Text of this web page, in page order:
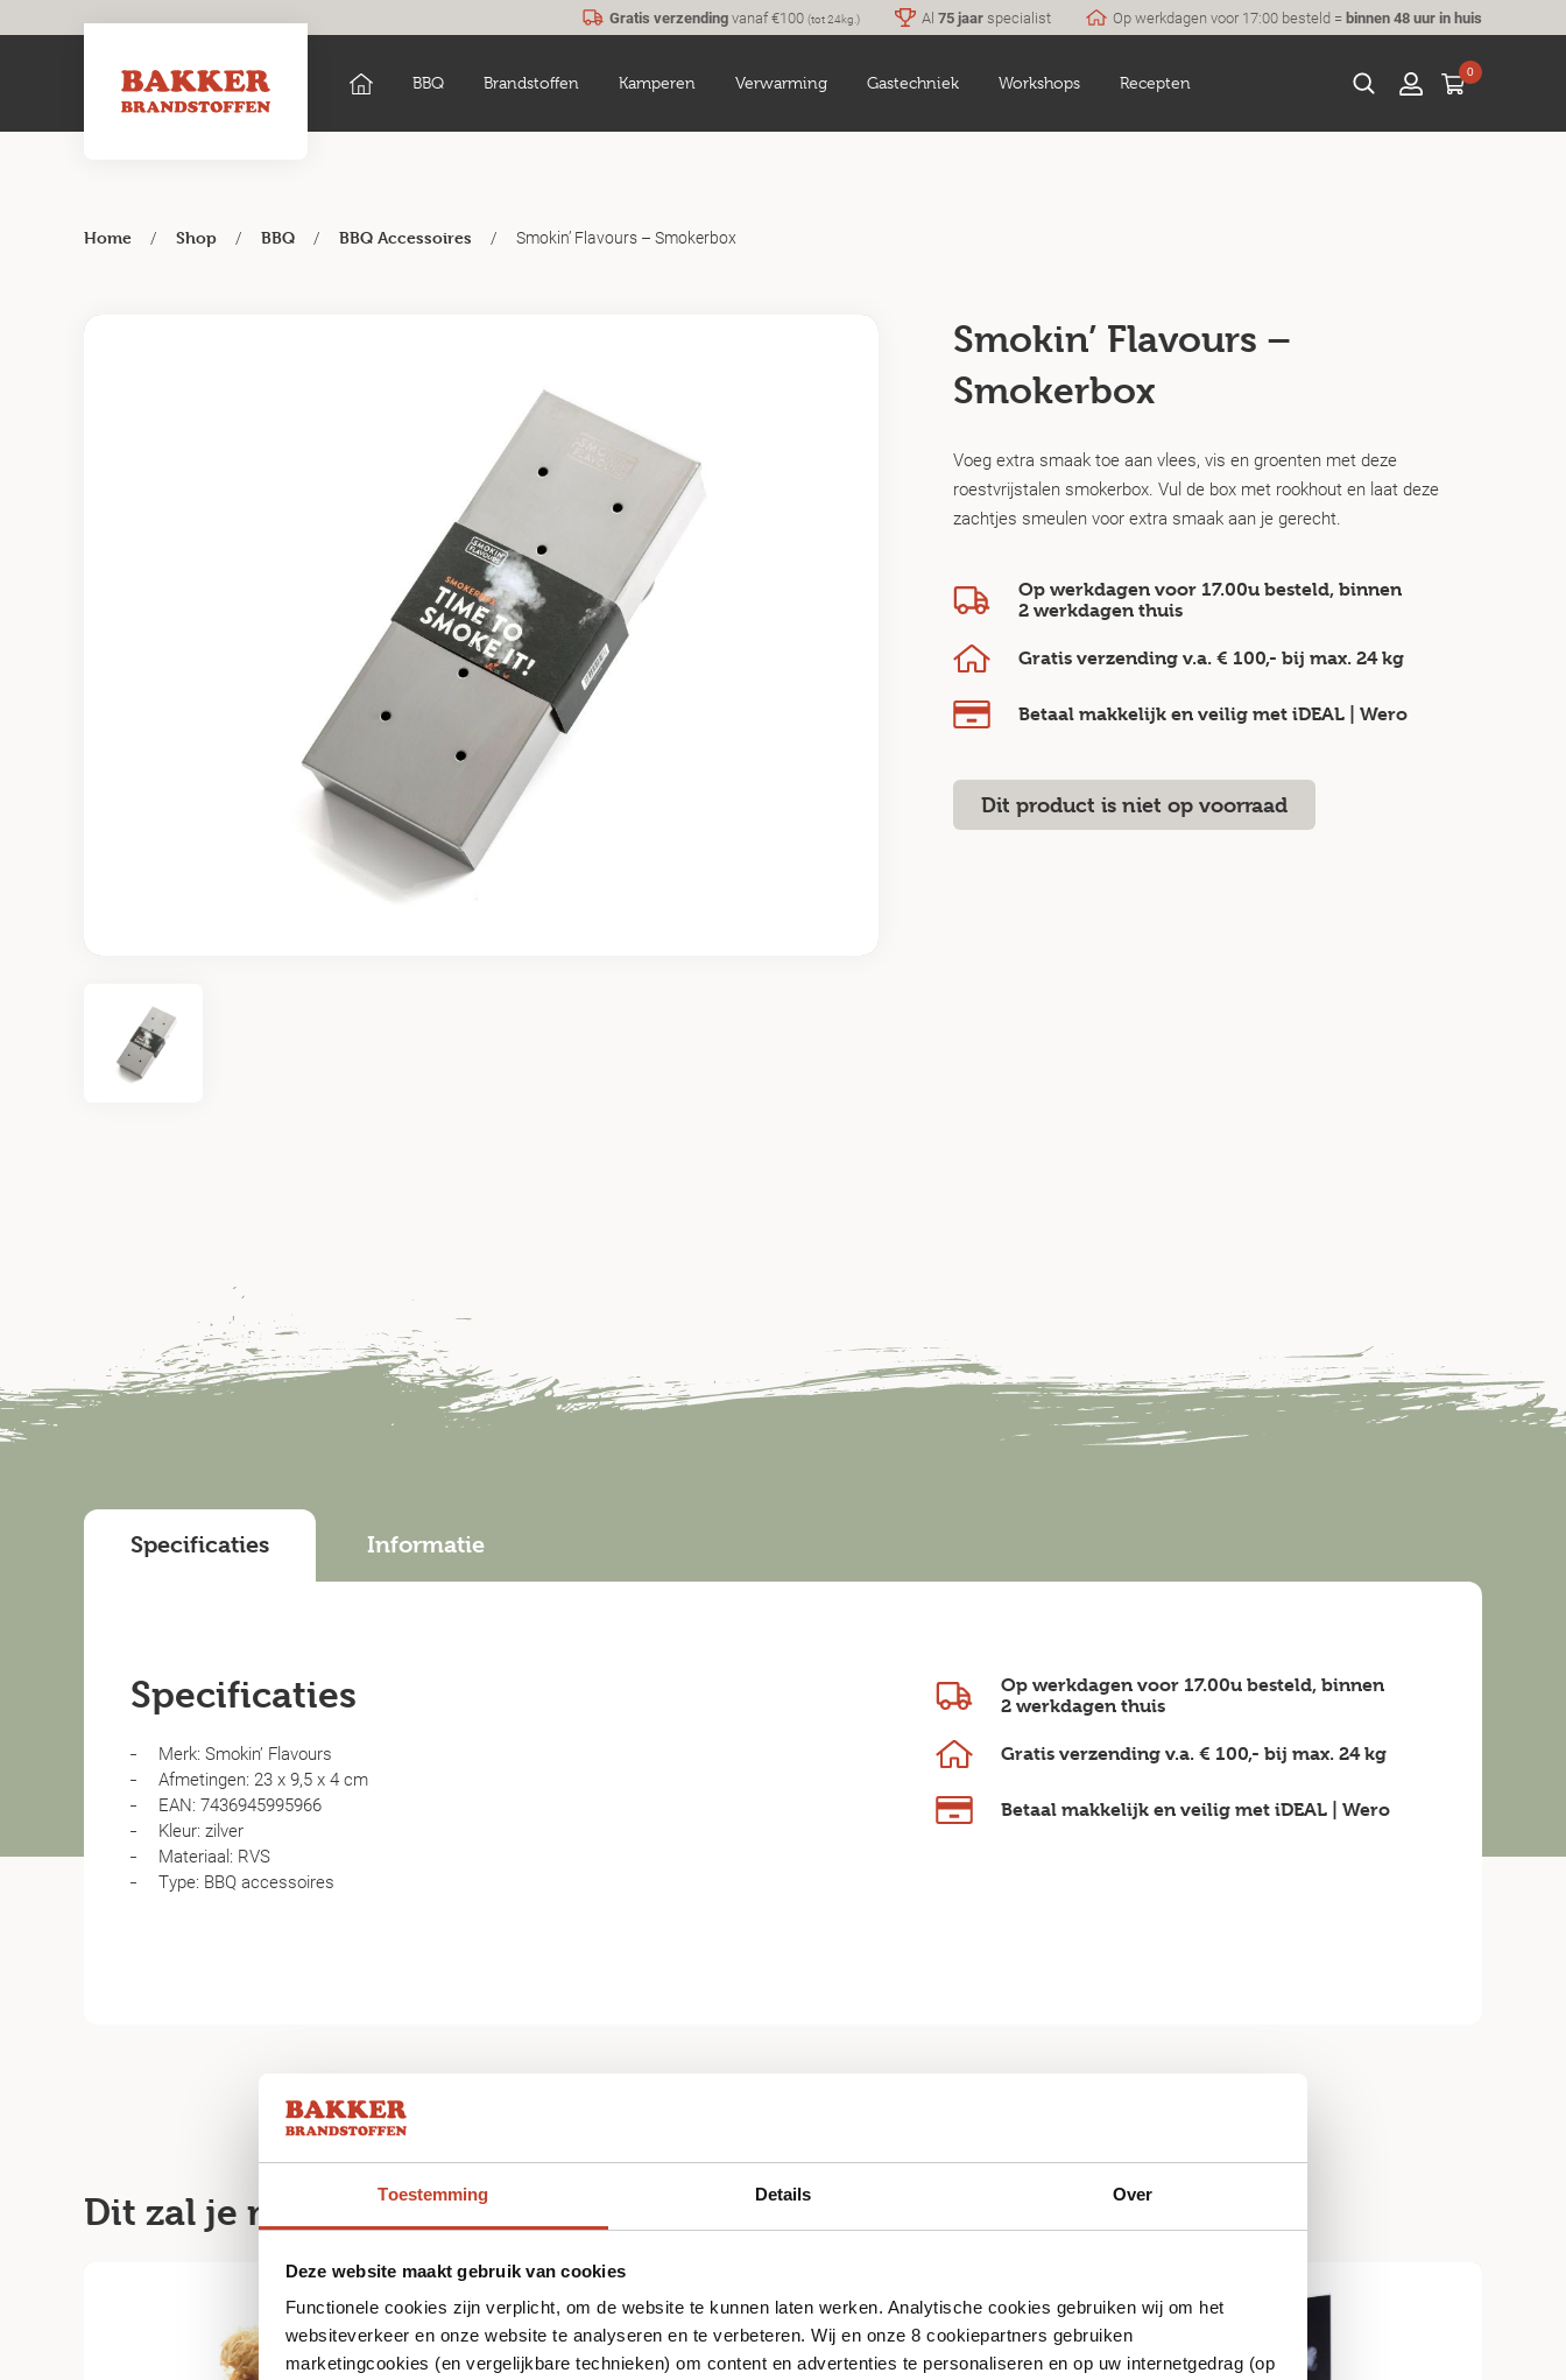
Toestemming Details Over
Deze website maakt gebruik van cookies
Functionele cookies zijn verplicht, om de website te kunnen laten werken. Analytische cookies gebruiken wij om het
websiteverkeer en onze website te analyseren en te verbeteren. Wij en onze 8 cookiepartners gebruiken
marketingcookies (en vergelijkbare technieken) om content en advertenties te personaliseren en op uw internetgedrag (op
Gratis verzendingvanaf €100 (tot 24kg.) Al 75 jaarspecialist Op werkdagen voor 17:00 besteld =binnen 48 uur in huis
BBQ Brandstoffen Kamperen Verwarming Gastechniek Workshops Recepten
0
Home / Shop / BBQ / BBQ Accessoires / Smokin’ Flavours – Smokerbox
Smokin’ Flavours –
Smokerbox
Voeg extra smaak toe aan vlees, vis en groenten met deze
roestvrijstalen smokerbox. Vul de box met rookhout en laat deze
zachtjes smeulen voor extra smaak aan je gerecht.
Op werkdagen voor 17.00u besteld, binnen
2 werkdagenthuis
Gratis verzending v.a. € 100,- bij max. 24 kg
Betaal makkelijk en veilig met iDEAL | Wero
Dit product is niet op voorraad
Specificaties Informatie
Specificaties
Merk: Smokin’ Flavours
Afmetingen: 23 x 9,5 x 4 cm
EAN: 7436945995966
Kleur: zilver
Materiaal: RVS
Type: BBQ accessoires
Op werkdagen voor 17.00u besteld, binnen
2 werkdagen thuis
Gratis verzending v.a.€ 100,- bij max.24 kg
Betaal makkelijk en veiligmet iDEAL | Wero
Dit zal je misschien ook leuk vinden
Niet op voorraad Niet op voorraad